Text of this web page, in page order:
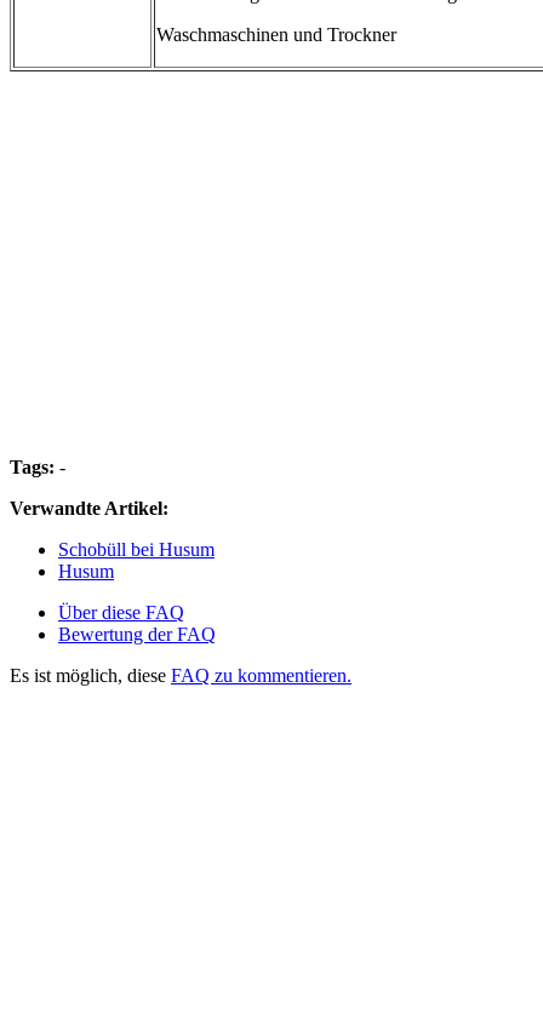
Waschmaschinen und Trockner
Tags: -
Verwandte Artikel:
Schobüll bei Husum
Husum
Über diese FAQ
Bewertung der FAQ
Es ist möglich, diese FAQ zu kommentieren.